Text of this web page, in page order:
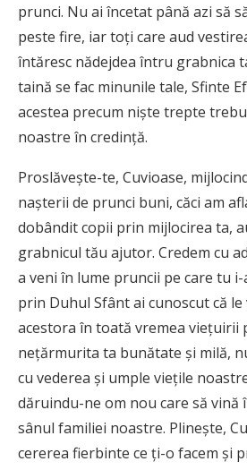
prunci. Nu ai încetat până azi să
peste fire, iar toţi care aud
întăresc nădejdea întru grabnica
taină se fac minunile tale, Sfinte
acestea precum nişte trepte
noastre în credinţă.
Proslăveşte-te, Cuvioase,
naşterii de prunci buni, căci am
dobândit copii prin mijlocirea ta,
grabnicul tău ajutor. Credem cu
a veni în lume pruncii pe care tu
prin Duhul Sfânt ai cunoscut că
acestora în toată vremea vieţuirii
neţărmurita ta bunătate şi milă,
cu vederea şi umple vieţile
dăruindu-ne om nou care să vină
sânul familiei noastre. Plineşte,
cererea fierbinte ce ţi-o facem şi